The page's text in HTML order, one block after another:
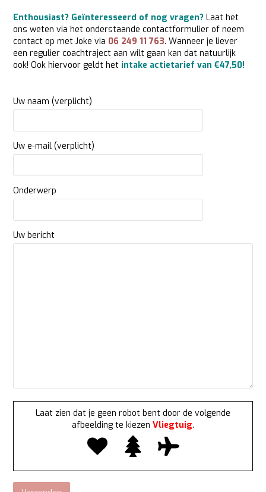
Enthousiast? Geïnteresseerd of nog vragen? Laat het
ons weten via het onderstaande contactformulier of neem
contact op met Joke via 06 249 11 763. Wanneer je liever
een regulier coachtraject aan wilt gaan kan dat natuurlijk
ook! Ook hiervoor geldt het intake actietarief van €47,50!
Uw naam (verplicht)
Uw e-mail (verplicht)
Onderwerp
Uw bericht
Laat zien dat je geen robot bent door de volgende
afbeelding te kiezen Vliegtuig.